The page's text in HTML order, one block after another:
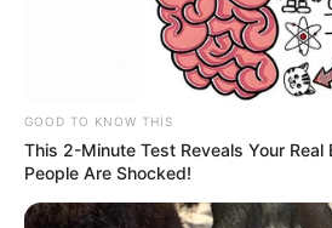
15:30 / 06 Avqust 2026
Azərbaycanda əhalinin
əziyyət çəkir
80
GOOD TO KNOW THIS
This 2-Minute Test Reveals Your
People Are Shocked!